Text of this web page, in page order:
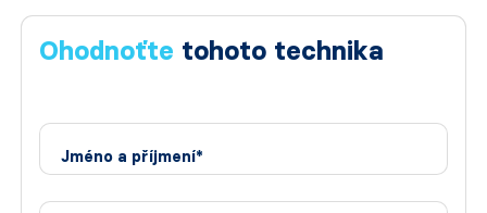
Ohodnoťte tohoto technika
Jméno a příjmení*